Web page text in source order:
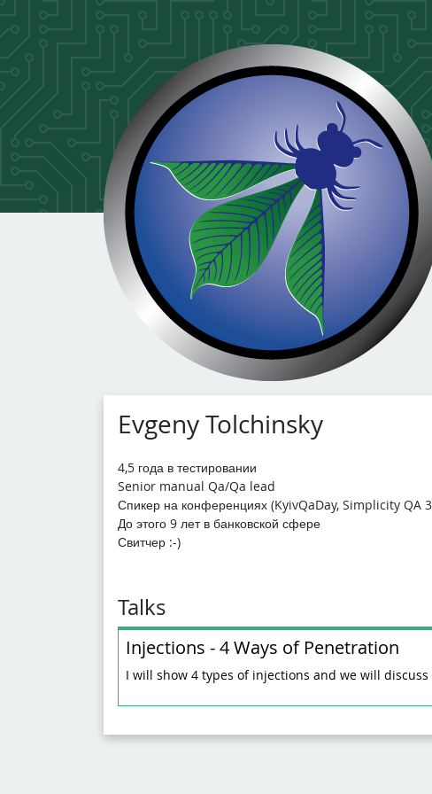
Evgeny Tolchinsky
4,5 года в тестировании
Senior manual Qa/Qa lead
Спикер на конференциях (KyivQaDay, Simplicity QA
До этого 9 лет в банковской сфере
Свитчер :-)
Talks
Injections - 4 Ways of Penetration
I will show 4 types of injections and we will